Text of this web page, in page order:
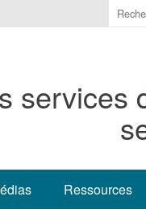
Enter
the
to
for.
services
Ressources